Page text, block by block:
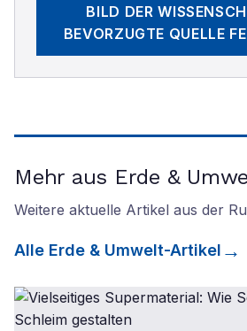
BILD DER
BEVORZUGTE QUELLE
Mehr aus Erde &
Weitere aktuelle Artikel aus der
Alle Erde & Umwelt-Artikel